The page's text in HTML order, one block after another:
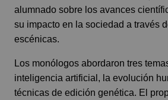
alumnado sobre los avances
su impacto en la sociedad a través
escénicas.
Los monólogos abordaron tres
inteligencia artificial, la evolución
técnicas de edición genética. El